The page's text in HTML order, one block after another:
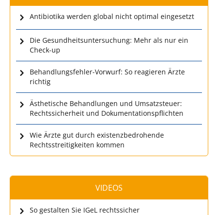
Antibiotika werden global nicht optimal eingesetzt
Die Gesundheitsuntersuchung: Mehr als nur ein
Check-up
Behandlungsfehler-Vorwurf: So reagieren Ärzte
richtig
Ästhetische Behandlungen und Umsatzsteuer:
Rechtssicherheit und Dokumentationspflichten
Wie Ärzte gut durch existenzbedrohende
Rechtsstreitigkeiten kommen
VIDEOS
So gestalten Sie IGeL rechtssicher